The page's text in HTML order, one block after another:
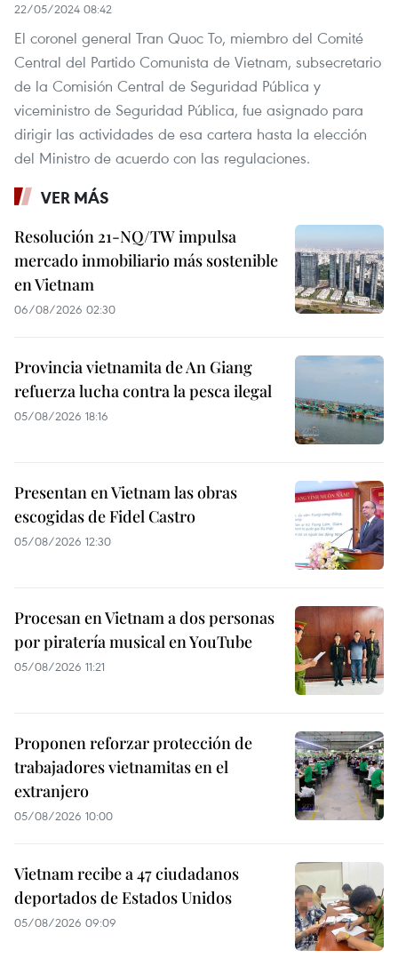
22/05/2024 08:42
El coronel general Tran Quoc To, miembro del Comité
Central del Partido Comunista de Vietnam, subsecretario
de la Comisión Central de Seguridad Pública y
viceministro de Seguridad Pública, fue asignado para
dirigir las actividades de esa cartera hasta la elección
del Ministro de acuerdo con las regulaciones.
VER MÁS
Resolución 21-NQ/TW impulsa
mercado inmobiliario más sostenible
en Vietnam
06/08/2026 02:30
Provincia vietnamita de An Giang
refuerza lucha contra la pesca ilegal
05/08/2026 18:16
Presentan en Vietnam las obras
escogidas de Fidel Castro
05/08/2026 12:30
Procesan en Vietnam a dos personas
por piratería musical en YouTube
05/08/2026 11:21
Proponen reforzar protección de
trabajadores vietnamitas en el
extranjero
05/08/2026 10:00
Vietnam recibe a 47 ciudadanos
deportados de Estados Unidos
05/08/2026 09:09